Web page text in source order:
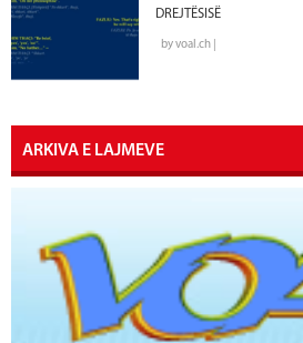
DREJTËSISË
by voal.ch |
ARKIVA E LAJMEVE